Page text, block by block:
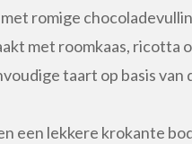
romige
met roomkaas, ricotta
taart op basis van
een lekkere krokante